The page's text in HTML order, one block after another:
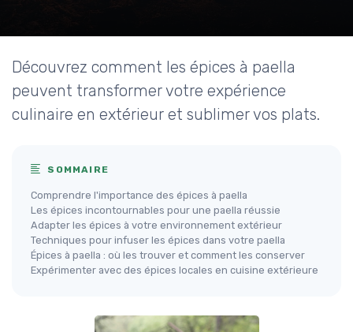
Découvrez comment les épices à paella
peuvent transformer votre expérience
culinaire en extérieur et sublimer vos plats.
SOMMAIRE
Comprendre l'importance des épices à paella
Les épices incontournables pour une paella réussie
Adapter les épices à votre environnement extérieur
Techniques pour infuser les épices dans votre paella
Épices à paella : où les trouver et comment les conserver
Expérimenter avec des épices locales en cuisine extérieure